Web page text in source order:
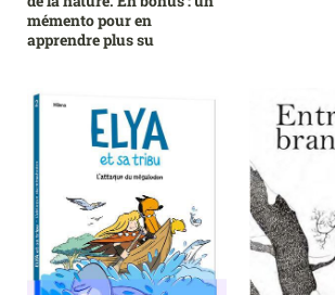
mémento pour en
apprendre plus su